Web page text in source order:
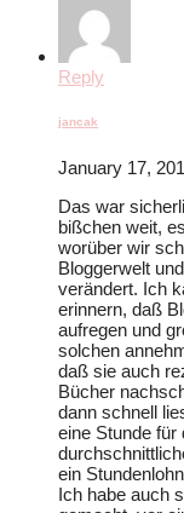
Reply
jancak
January 17,
Das war
bißchen weit,
worüber wir
Bloggerwelt
verändert. Ich
erinnern, daß
aufregen und
solchen
daß sie auch
Bücher
dann schnell
eine Stunde für
ein
Ich habe auch